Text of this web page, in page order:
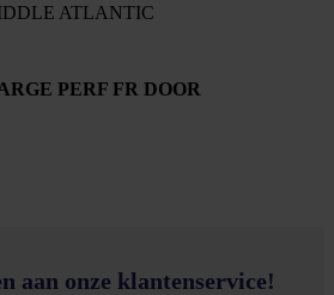
ATLANTIC
PERF FR DOOR
aan onze klantenservice!